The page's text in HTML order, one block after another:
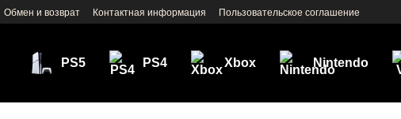
Обмен и возврат Контактная информация Пользовательское соглашение
PS5 PS4 Xbox Nintendo